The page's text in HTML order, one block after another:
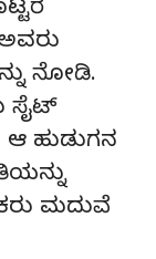
ನೋಡಿ.
ಸೈಟ್
ಆ ಹುಡುಗನ
ಮದುವೆ